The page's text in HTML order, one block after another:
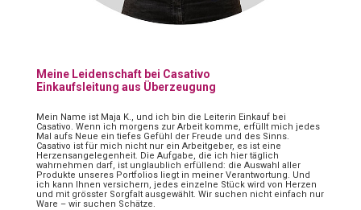
Meine Leidenschaft bei Casativo
Einkaufsleitung aus Überzeugung
Mein Name ist Maja K., und ich bin die Leiterin Einkauf bei
Casativo. Wenn ich morgens zur Arbeit komme, erfüllt mich jedes
Mal aufs Neue ein tiefes Gefühl der Freude und des Sinns.
Casativo ist für mich nicht nur ein Arbeitgeber, es ist eine
Herzensangelegenheit. Die Aufgabe, die ich hier täglich
wahrnehmen darf, ist unglaublich erfüllend: die Auswahl aller
Produkte unseres Portfolios liegt in meiner Verantwortung. Und
ich kann Ihnen versichern, jedes einzelne Stück wird von Herzen
und mit grösster Sorgfalt ausgewählt. Wir suchen nicht einfach nur
Ware – wir suchen Schätze.